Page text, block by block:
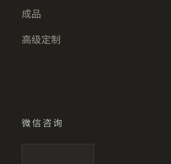
成品
高级定制
微信咨询